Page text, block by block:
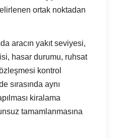
ortak noktadan
aracın yakıt seviyesi,
hasar durumu, ruhsat
kontrol
sırasında aynı
kiralama
tamamlanmasına